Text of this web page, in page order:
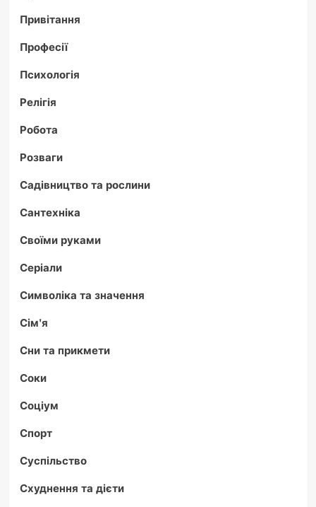
Привітання
Професії
Психологія
Релігія
Робота
Розваги
Садівництво та рослини
Сантехніка
Своїми руками
Серіали
Символіка та значення
Сім'я
Сни та прикмети
Соки
Соціум
Спорт
Суспільство
Схуднення та дієти